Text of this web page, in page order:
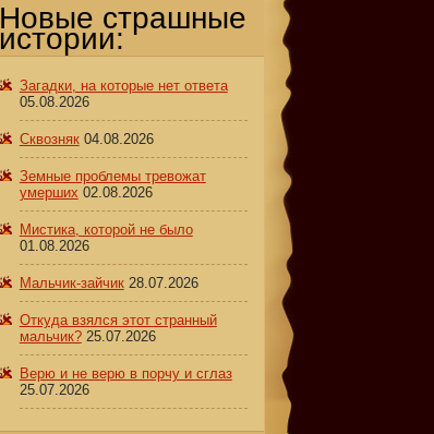
Новые страшные
истории:
Загадки, на которые нет ответа
05.08.2026
Сквозняк 04.08.2026
Земные проблемы тревожат
умерших 02.08.2026
Мистика, которой не было
01.08.2026
Мальчик-зайчик 28.07.2026
Откуда взялся этот странный
мальчик? 25.07.2026
Верю и не верю в порчу и сглаз
25.07.2026